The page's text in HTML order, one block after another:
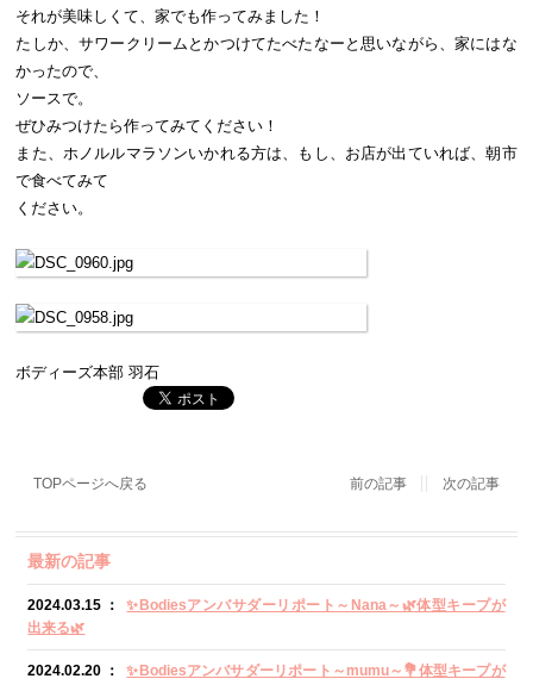
それが美味しくて、家でも作ってみました！
たしか、サワークリームとかつけてたべたなーと思いながら、家にはな
かったので、
ソースで。
ぜひみつけたら作ってみてください！
また、ホノルルマラソンいかれる方は、もし、お店が出ていれば、朝市
で食べてみて
ください。
ボディーズ本部 羽石
TOPページへ戻る 前の記事 次の記事
最新の記事
2024.03.15 ：
✨Bodiesアンバサダーリポート～Nana～🌿体型キープが
出来る🌿
2024.02.20 ： ✨Bodiesアンバサダーリポート～mumu～💐体型キープが